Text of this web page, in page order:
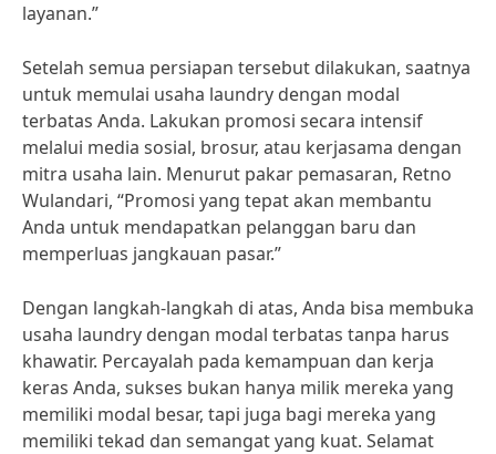
layanan.”
Setelah semua persiapan tersebut dilakukan, saatnya
untuk memulai usaha laundry dengan modal
terbatas Anda. Lakukan promosi secara intensif
melalui media sosial, brosur, atau kerjasama dengan
mitra usaha lain. Menurut pakar pemasaran, Retno
Wulandari, “Promosi yang tepat akan membantu
Anda untuk mendapatkan pelanggan baru dan
memperluas jangkauan pasar.”
Dengan langkah-langkah di atas, Anda bisa membuka
usaha laundry dengan modal terbatas tanpa harus
khawatir. Percayalah pada kemampuan dan kerja
keras Anda, sukses bukan hanya milik mereka yang
memiliki modal besar, tapi juga bagi mereka yang
memiliki tekad dan semangat yang kuat. Selamat